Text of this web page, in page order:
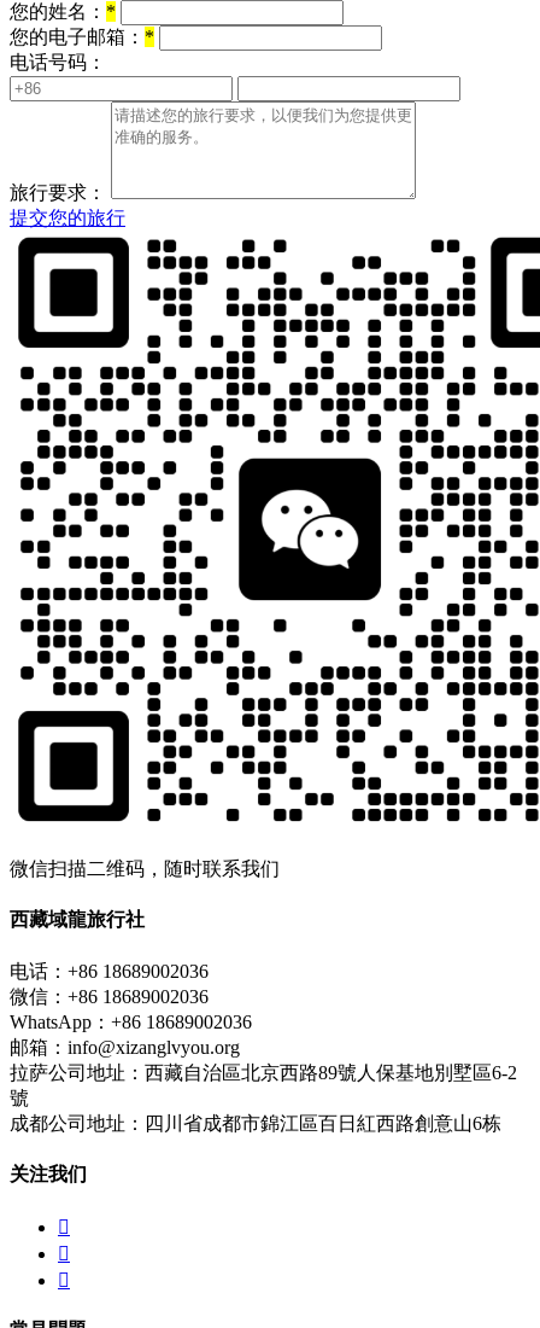
您的姓名： *
您的电子邮箱： *
电话号码：
旅行要求：
提交您的旅行
微信扫描二维码，随时联系我们
西藏域龍旅行社
电话：+86 18689002036
微信：+86 18689002036
WhatsApp：+86 18689002036
邮箱：info@xizanglvyou.org
拉萨公司地址：西藏自治區北京西路89號人保基地別墅區6-2
號
成都公司地址：四川省成都市錦江區百日紅西路創意山6栋
关注我们


